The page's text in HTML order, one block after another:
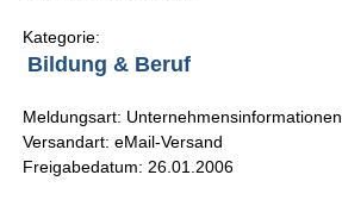
Kategorie:
Bildung & Beruf
Meldungsart: Unternehmensinformationen
Versandart: eMail-Versand
Freigabedatum: 26.01.2006